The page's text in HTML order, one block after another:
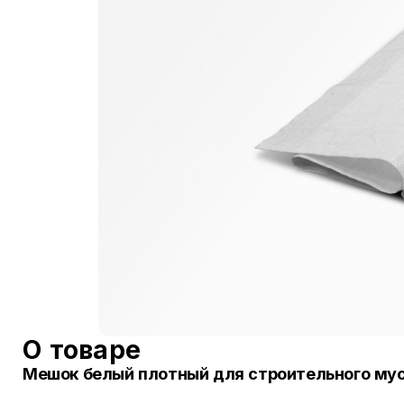
О товаре
Мешок белый плотный для строительного